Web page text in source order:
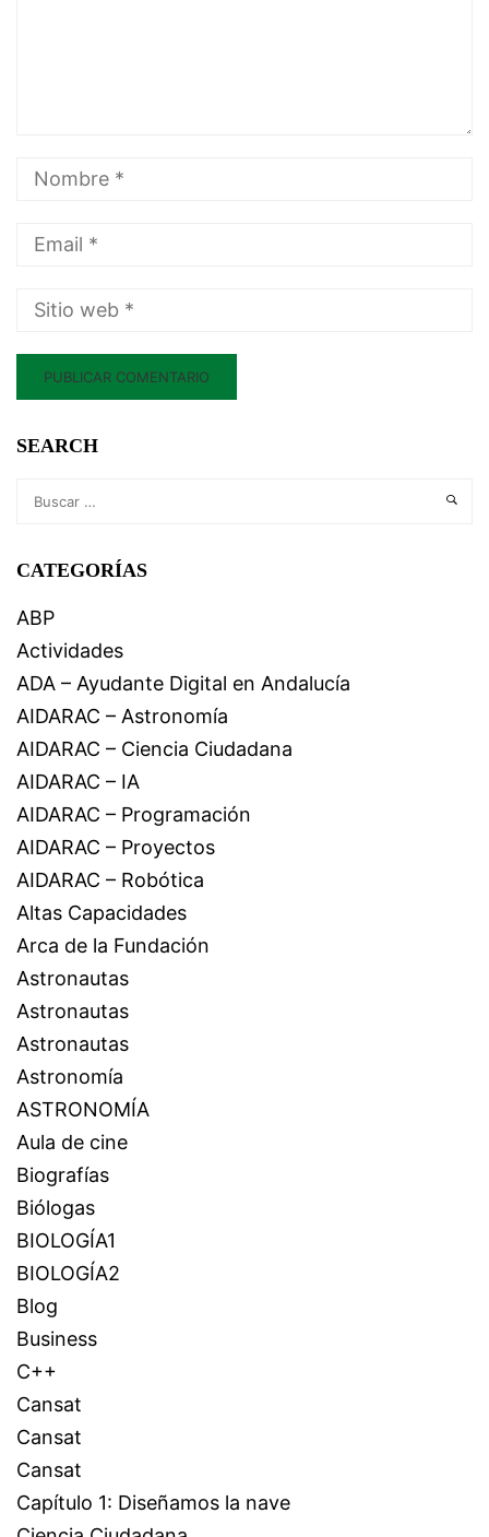
SEARCH
CATEGORÍAS
ABP
Actividades
ADA – Ayudante Digital en Andalucía
AIDARAC – Astronomía
AIDARAC – Ciencia Ciudadana
AIDARAC – IA
AIDARAC – Programación
AIDARAC – Proyectos
AIDARAC – Robótica
Altas Capacidades
Arca de la Fundación
Astronautas
Astronautas
Astronautas
Astronomía
ASTRONOMÍA
Aula de cine
Biografías
Biólogas
BIOLOGÍA1
BIOLOGÍA2
Blog
Business
C++
Cansat
Cansat
Cansat
Capítulo 1: Diseñamos la nave